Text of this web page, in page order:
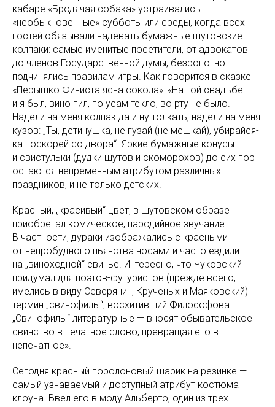
кабаре «Бродячая собака» устраивались
«необыкновенные» субботы или среды, когда всех
гостей обязывали надевать бумажные шутовские
колпаки: самые именитые посетители, от адвокатов
до членов Государственной думы, безропотно
подчинялись правилам игры. Как говорится в сказке
«Перышко Финиста ясна сокола»: «На той свадьбе
и я был, вино пил, по усам текло, во рту не было.
Надели на меня колпак да и ну толкать; надели на меня
кузов: „Ты, детинушка, не гузай (не мешкай), убирайся-
ка поскорей со двора“. Яркие бумажные конусы
и свистульки (дудки шутов и скоморохов) до сих пор
остаются непременным атрибутом различных
праздников, и не только детских.
Красный, „красивый“ цвет, в шутовском образе
приобретал комическое, пародийное звучание.
В частности, дураки изображались с красными
от непробудного пьянства носами и часто ездили
на „виноходной“ свинье. Интересно, что Чуковский
придумал для поэтов-футуристов (прежде всего,
имелись в виду Северянин, Крученых и Маяковский)
термин „свинофилы“, восхитивший Философова:
„Свинофилы“ литературные — вносят обывательское
свинство в печатное слово, превращая его в…
непечатное».
Сегодня красный поролоновый шарик на резинке —
самый узнаваемый и доступный атрибут костюма
клоуна. Ввел его в моду Альберто, один из трех